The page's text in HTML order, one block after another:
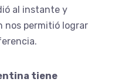
al instante y
nos permitió lograr
tiene